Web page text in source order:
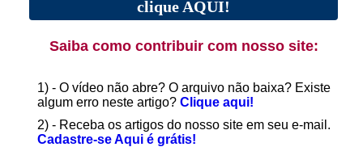
clique AQUI!
Saiba como contribuir com nosso site:
1) - O vídeo não abre? O arquivo não baixa? Existe
algum erro neste artigo? Clique aqui!
2) - Receba os artigos do nosso site em seu e-mail.
Cadastre-se Aqui é grátis!